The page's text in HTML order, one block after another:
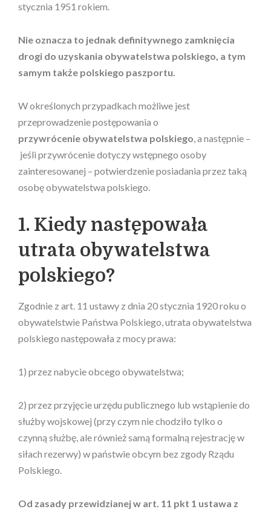
stycznia 1951 rokiem.
Nie oznacza to jednak definitywnego zamknięcia
drogi do uzyskania obywatelstwa polskiego, a tym
samym także polskiego paszportu.
W określonych przypadkach możliwe jest
przeprowadzenie postępowania o
przywrócenie obywatelstwa polskiego, a następnie –
jeśli przywrócenie dotyczy wstępnego osoby
zainteresowanej – potwierdzenie posiadania przez taką
osobę obywatelstwa polskiego.
1. Kiedy następowała
utrata obywatelstwa
polskiego?
Zgodnie z art. 11 ustawy z dnia 20 stycznia 1920 roku o
obywatelstwie Państwa Polskiego, utrata obywatelstwa
polskiego następowała z mocy prawa:
1) przez nabycie obcego obywatelstwa;
2) przez przyjęcie urzędu publicznego lub wstąpienie do
służby wojskowej (przy czym nie chodziło tylko o
czynną służbę, ale również samą formalną rejestrację w
siłach rezerwy) w państwie obcym bez zgody Rządu
Polskiego.
Od zasady przewidzianej w art. 11 pkt 1 ustawa z